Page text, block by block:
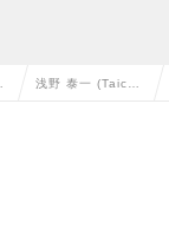
浅野 泰一 (Taich